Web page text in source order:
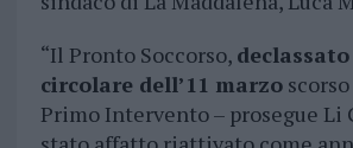
“Il Pronto Soccorso,
circolare dell’11 marzoscorso
Primo Intervento – prosegue Li